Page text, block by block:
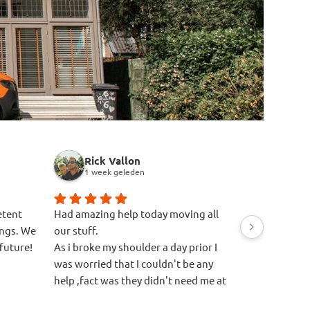
We
Rick Vallon
1 week geleden
Had amazing help today moving all
our stuff.
As i broke my shoulder a day prior I
was worried that I couldn't be any
help ,fact was they didn't need me at
Great
Easy quote